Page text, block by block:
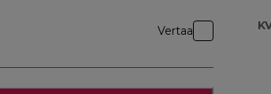
Vertaa